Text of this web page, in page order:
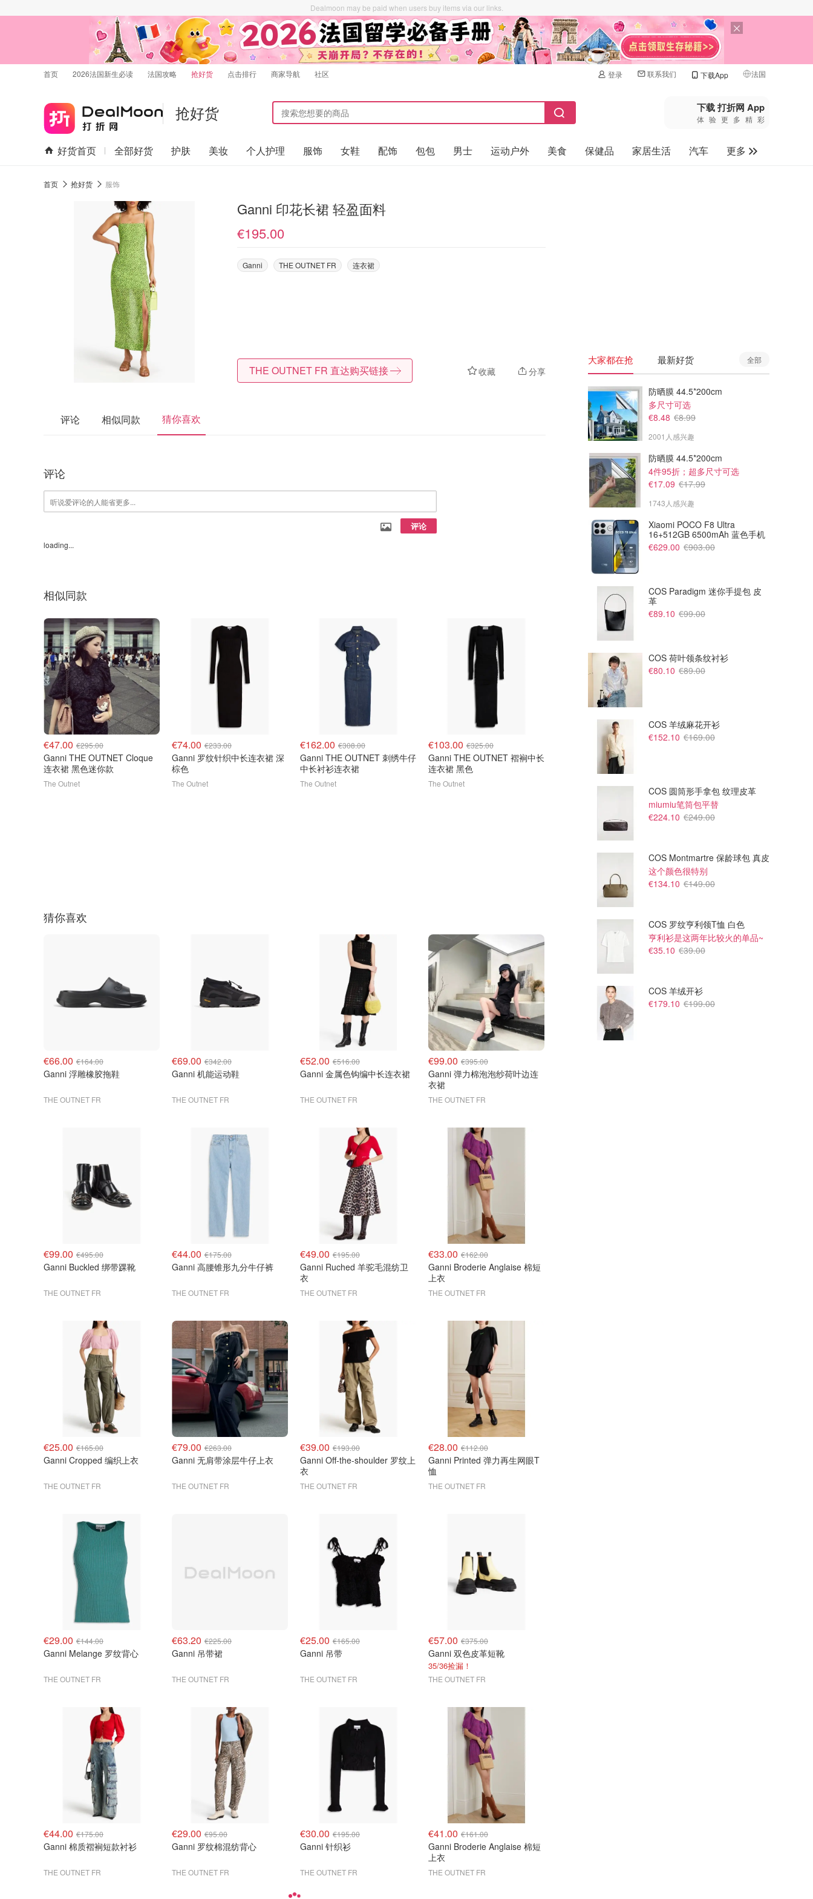
Dealmoon may be paid when users buy items via our links.
首页 2026法国新生必读 法国攻略 抢好货 点击排行 商家导航 社区 登录 联系我们 下载App 法国
🇺🇸美国
🇨🇳中国
🇨🇦加拿大
抢好货 下载 打折网 App
体验更多精彩
好货首页 全部好货 护肤 美妆 个人护理 服饰 女鞋 配饰 包包 男士 运动户外 美食 保健品 家居生活 汽车
更多
首页 抢好货 服饰
Ganni 印花长裙 轻盈面料
€195.00
Ganni THE OUTNET FR 连衣裙
收藏 分享
THE OUTNET FR 直达购买链接
评论 相似同款 猜你喜欢
评论
评论
loading...
相似同款
€47.00 €295.00
Ganni THE OUTNET Cloque
连衣裙 黑色迷你款
The Outnet
€74.00 €233.00
Ganni 罗纹针织中长连衣裙 深
棕色
The Outnet
€162.00 €308.00
Ganni THE OUTNET 刺绣牛仔
中长衬衫连衣裙
The Outnet
€103.00 €325.00
Ganni THE OUTNET 褶裥中长
连衣裙 黑色
The Outnet
€425.00
Ganni 格纹镂空亚麻真丝混纺
€78.00
猜你喜欢
€66.00 €164.00
Ganni 浮雕橡胶拖鞋
THE OUTNET FR
€69.00 €342.00
Ganni 机能运动鞋
THE OUTNET FR
€52.00 €516.00
Ganni 金属色钩编中长连衣裙
THE OUTNET FR
€99.00 €395.00
Ganni 弹力棉泡泡纱荷叶边连
衣裙
THE OUTNET FR
€99.00 €495.00
Ganni Buckled 绑带踝靴
THE OUTNET FR
€44.00 €175.00
Ganni 高腰锥形九分牛仔裤
THE OUTNET FR
€49.00 €195.00
Ganni Ruched 羊驼毛混纺卫
衣
THE OUTNET FR
€33.00 €162.00
Ganni Broderie Anglaise 棉短
上衣
THE OUTNET FR
€25.00 €165.00
Ganni Cropped 编织上衣
THE OUTNET FR
€79.00 €263.00
Ganni 无肩带涂层牛仔上衣
THE OUTNET FR
€39.00 €193.00
Ganni Off-the-shoulder 罗纹上
衣
THE OUTNET FR
€28.00 €112.00
Ganni Printed 弹力再生网眼T
恤
THE OUTNET FR
€29.00 €144.00
Ganni Melange 罗纹背心
THE OUTNET FR
€63.20 €225.00
Ganni 吊带裙
THE OUTNET FR
€25.00 €165.00
Ganni 吊带
THE OUTNET FR
€57.00 €375.00
Ganni 双色皮革短靴
35/36捡漏！
THE OUTNET FR
€44.00 €175.00
Ganni 棉质褶裥短款衬衫
THE OUTNET FR
€29.00 €95.00
Ganni 罗纹棉混纺背心
THE OUTNET FR
€30.00 €195.00
Ganni 针织衫
THE OUTNET FR
€41.00 €161.00
Ganni Broderie Anglaise 棉短
上衣
THE OUTNET FR
大家都在抢 最新好货 全部
防晒膜 44.5*200cm
多尺寸可选
€8.48 €8.99
2001人感兴趣
防晒膜 44.5*200cm
4件95折；超多尺寸可选
€17.09 €17.99
1743人感兴趣
Xiaomi POCO F8 Ultra
16+512GB 6500mAh 蓝色手机
€629.00 €903.00
COS Paradigm 迷你手提包 皮
革
€89.10 €99.00
COS 荷叶领条纹衬衫
€80.10 €89.00
COS 羊绒麻花开衫
€152.10 €169.00
COS 圆筒形手拿包 纹理皮革
miumiu笔筒包平替
€224.10 €249.00
COS Montmartre 保龄球包 真皮
这个颜色很特别
€134.10 €149.00
COS 罗纹亨利领T恤 白色
亨利衫是这两年比较火的单品~
€35.10 €39.00
COS 羊绒开衫
€179.10 €199.00